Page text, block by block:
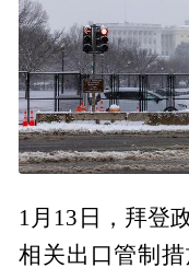
1月13日，拜登
相关出口管制